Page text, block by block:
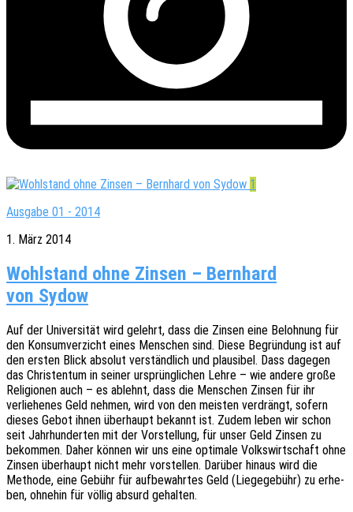
1
Ausgabe 01 - 2014
1. März 2014
Wohlstand ohne Zinsen – Bernhard
von Sydow
Auf der Univer­si­tät wird gelehrt, dass die Zinsen eine Beloh­nung für
den Konsum­ver­zicht eines Menschen sind. Diese Begrün­dung ist auf
den ersten Blick abso­lut verständ­lich und plau­si­bel. Dass dage­gen
das Chris­ten­tum in seiner ursprüng­li­chen Lehre – wie andere große
Reli­gio­nen auch – es ablehnt, dass die Menschen Zinsen für ihr
verlie­he­nes Geld nehmen, wird von den meis­ten verdrängt, sofern
dieses Gebot ihnen über­haupt bekannt ist. Zudem leben wir schon
seit Jahr­hun­der­ten mit der Vorstel­lung, für unser Geld Zinsen zu
bekom­men. Daher können wir uns eine opti­ma­le Volks­wirt­schaft ohne
Zinsen über­haupt nicht mehr vorstel­len. Darüber hinaus wird die
Metho­de, eine Gebühr für aufbe­wahr­tes Geld (Liege­ge­bühr) zu erhe­
ben, ohne­hin für völlig absurd gehalten.